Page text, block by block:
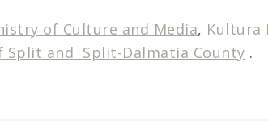
of Culture and Media, Kultura
Split and Split-Dalmatia County .